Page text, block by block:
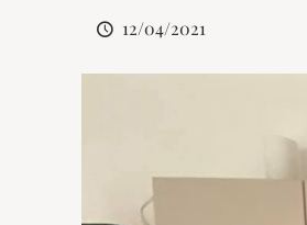
12/04/2021